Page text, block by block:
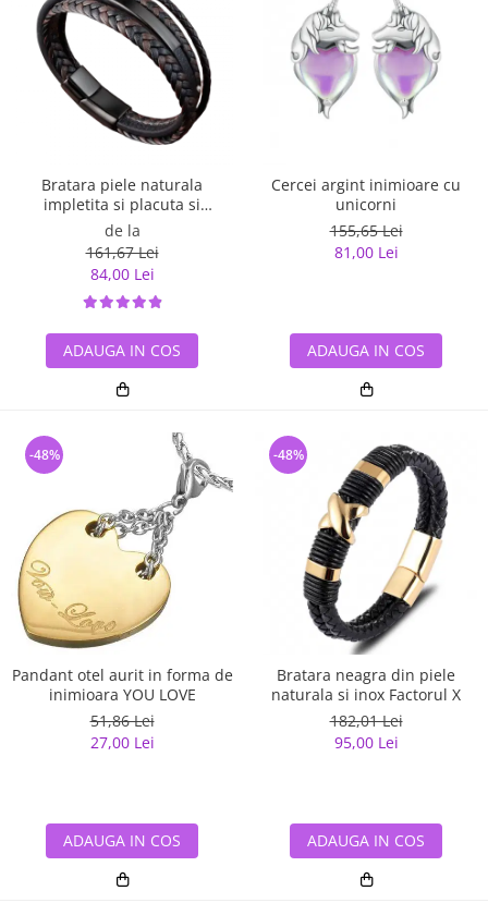
Bratara piele naturala
impletita si placuta si
inchizatoare din inox
de la
161,67 Lei
84,00 Lei
ADAUGA IN COS
Cercei argint inimioare cu
unicorni
155,65 Lei
81,00 Lei
ADAUGA IN COS
Pandant otel aurit in forma de
inimioara YOU LOVE
51,86 Lei
27,00 Lei
-48%
ADAUGA IN COS
Bratara neagra din piele
naturala si inox Factorul X
182,01 Lei
95,00 Lei
-48%
ADAUGA IN COS